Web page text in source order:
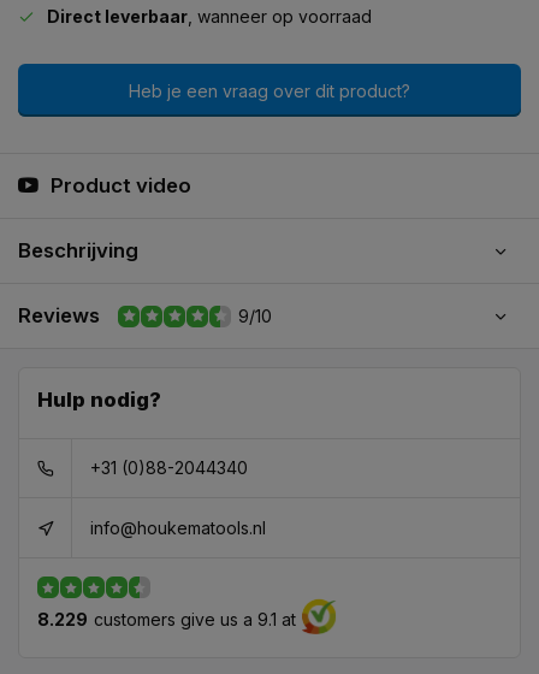
Direct leverbaar , wanneer op voorraad
Heb je een vraag over dit product?
Product video
Beschrijving
Reviews 9/10
Hulp nodig?
+31 (0)88-2044340
info@houkematools.nl
8.229 customers give us a 9.1 at